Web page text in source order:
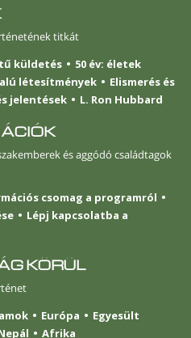
titkát
küldetés
50 év: életek
létesítmények
Elismerés és
jelentések L. Ron Hubbard
és aggódó családtagok
csomag a programról
Lépj kapcsolatba a
KÖRÜL
Európa
Egyesült
Afrika